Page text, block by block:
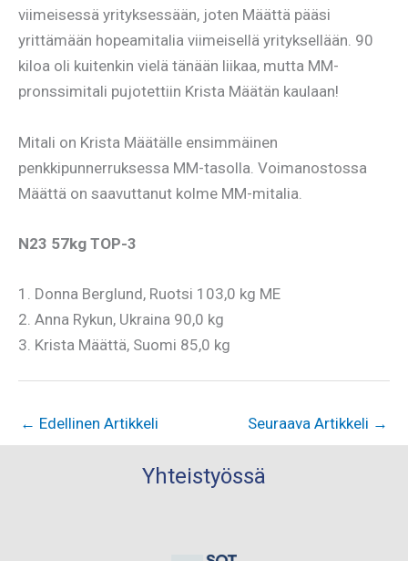
viimeisessä yrityksessään, joten Määttä pääsi
yrittämään hopeamitalia viimeisellä yrityksellään. 90
kiloa oli kuitenkin vielä tänään liikaa, mutta MM-
pronssimitali pujotettiin Krista Määtän kaulaan!
Mitali on Krista Määtälle ensimmäinen
penkkipunnerruksessa MM-tasolla. Voimanostossa
Määttä on saavuttanut kolme MM-mitalia.
N23 57kg TOP-3
1. Donna Berglund, Ruotsi 103,0 kg ME
2. Anna Rykun, Ukraina 90,0 kg
3. Krista Määttä, Suomi 85,0 kg
← Edellinen Artikkeli Seuraava Artikkeli →
Yhteistyössä